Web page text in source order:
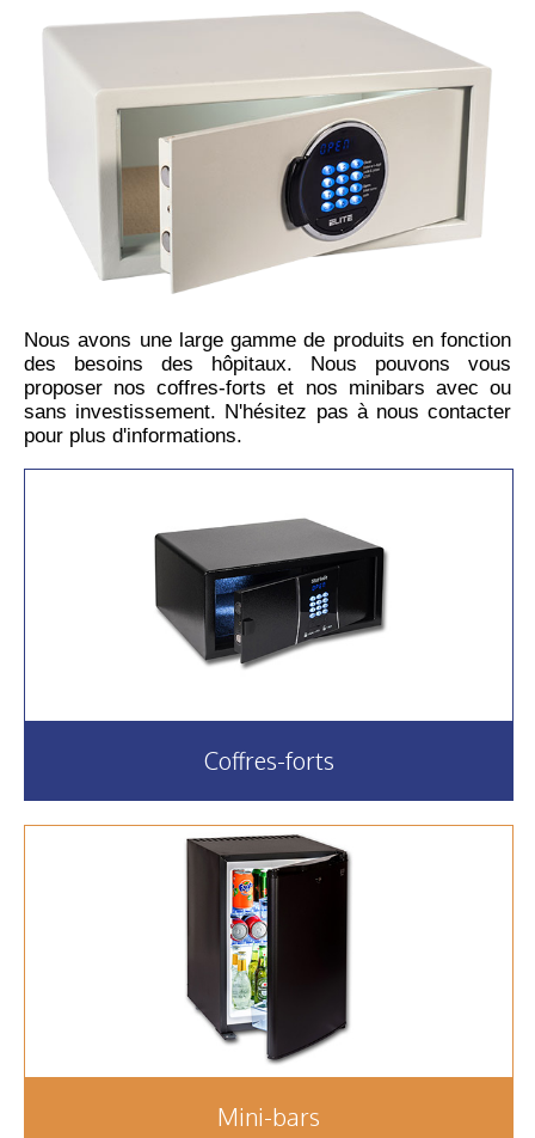
Nous avons une large gamme de produits en fonction
des besoins des hôpitaux. Nous pouvons vous
proposer nos coffres-forts et nos minibars avec ou
sans investissement. N'hésitez pas à nous contacter
pour plus d'informations.
Coffres-forts
Mini-bars